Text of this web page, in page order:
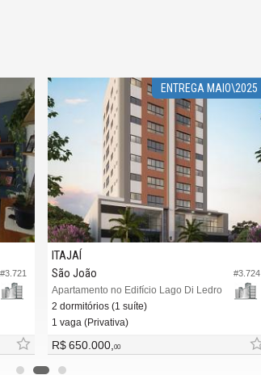
#3.721
ENTREGA MAIO\2025
#3.724
ITAJAÍ
São João
Apartamento no Edifício Lago Di Ledro
2 dormitórios (1 suíte)
1 vaga (Privativa)
R$ 650.000,00